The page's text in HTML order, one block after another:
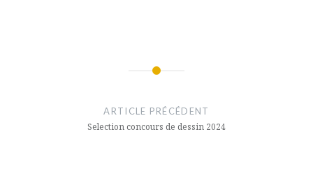
ARTICLE PRÉCÉDENT
Selection concours de dessin 2024